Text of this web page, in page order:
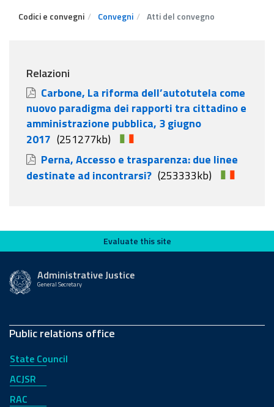
Codici e convegni Convegni Atti del convegno
Relazioni
Carbone, La riforma dell’autotutela come
nuovo paradigma dei rapporti tra cittadino e
amministrazione pubblica, 3 giugno
2017 (251277kb)
Perna, Accesso e trasparenza: due linee
destinate ad incontrarsi? (253333kb)
Evaluate this siteEvaluate this site
Administrative Justice
General Secretary
Public relations office
State Council
ACJSR
RAC